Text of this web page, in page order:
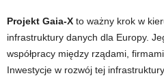
Projekt Gaia-X to ważny krok w
infrastruktury danych dla Europy.
współpracy między rządami,
Inwestycje w rozwój tej